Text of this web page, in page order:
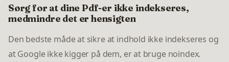
Sørg for at dine Pdf-er ikke indekseres,
medmindre det er hensigten
Den bedste måde at sikre at indhold ikke indekseres og
at Google ikke kigger på dem, er at bruge noindex.